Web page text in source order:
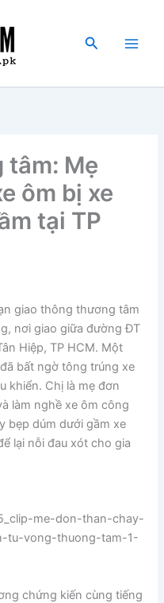
Tìm
tâm: Mẹ
ôm bị xe
tại TP
giao thông thương tâm
nơi giao giữa đường ĐT
Hiệp, TP HCM. Một
bất ngờ tông trúng xe
khiển. Chị là mẹ đơn
làm nghề xe ôm công
bẹp dúm dưới gầm xe
lại nỗi đau xót cho gia
me-don-than-chay-
tu-vong-thuong-tam-1-
chứng kiến cùng tiếng